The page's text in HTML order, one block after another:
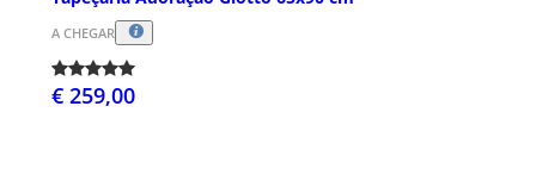
A CHEGAR
€ 259,00